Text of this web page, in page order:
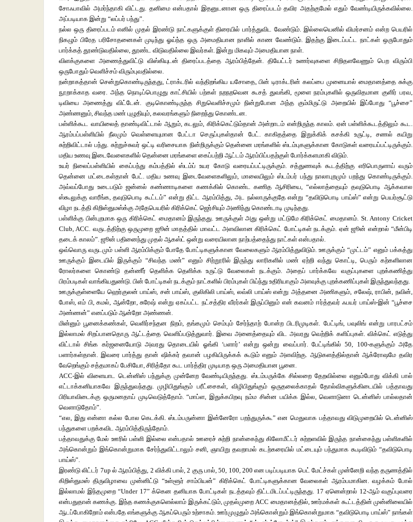
சோஃபாவில் அமர்ந்தாகி விட்டது. தனிமை என்பதால் இதனுடனான ஒரு திரைப்படம் தவிர அதற்குமேல் எதும் வேண்டியிருக்கவில்லை.
அப்படியாக இன்று “லப்பர் பந்து”.
நல்ல ஒரு திரைப்படம் எனில் முதல் இரண்டு நாட்களுக்குள் திரையில் பார்த்துவிட வேண்டும். இல்லையெனில் விமர்சனம் என்ற பெயரில்
நிகழும் பிரேத பரிசோதனைகள் முடிந்து ஓய்ந்த ஒரு அமைதியான நாளில் காண வேண்டும். இதற்கு இடைப்பட்ட நாட்கள் ஒருபோதும்
பார்க்கத் தூண்டுவதில்லை, தூண்ட விடுவதில்லை இவர்கள். இன்று மிகவும் அமைதியான நாள்.
விளக்குகளை அணைத்துவிட்டு விஸ்கியுடன் திரைப்படத்தை ஆரம்பித்தேன். தியேட்டர் உணர்வுகளை சிறிதளவேணும் பெற விரும்பி
ஒருபோதும் வெளிச்சம் விரும்புவதில்லை.
நன்றாகத்தான் சென்றுகொண்டிருந்தது, ட்ராக்டரில் வந்திறங்கிய யசோதை, பின் டிராக்டரின் கலப்பை முனையால் மைதானத்தை சுக்கு
நூறாக்காத வரை. அந்த நொடிப்பொழுது காட்சியில் பற்கள் நறநறவென கூசத் துவங்கி, மூளை நரம்புகளில் ஒருவிதமான குளிர் பரவ,
டிவியை அணைத்து விட்டேன். குடிகொண்டிருந்த சிறுவெளிச்சமும் நின்றுபோன அந்த கும்மிருட்டு அறையில் இப்போது “பூச்சை”
அண்ணனும், சிவந்த மண் புழுதியும், கலவரங்களும் நிறைந்து கொண்டன.
பள்ளிக்கூட வாயிலைத் தாண்டிவிட்டால் ஆறும், கடலும், கிரிக்கெட்டும்தான் அன்றாடம் என்றிருந்த காலம். ஏன் பள்ளிக்கூடத்திலும் கூட.
ஆரம்பப்பள்ளியில் நீலமும் வெள்ளையுமான பேட்டா செருப்புகள்தான் பேட். காகிதத்தை இறுக்கிக் கசக்கி உருட்டி, சணல் கயிறு
சுற்றிவிட்டால் பந்து. சுற்றுச்சுவர் ஒட்டி வரிசையாக நின்றிருக்கும் தென்னை மரங்களில் ஸ்டம்புகளுக்கான கோடுகள் வரையப்பட்டிருக்கும்.
மதிய உணவு இடைவேளைகளில் தென்னை மரங்களை கைப்பற்றி ஆட்டம் ஆரம்பிப்பதற்குள் போர்க்களமாகி விடும்.
உயர் நிலைப்பள்ளியில் கைப்பந்து கம்பத்தில் ஸ்டம்ப் உயர கோடு வரையப்பட்டிருக்கும். சத்துணவுக் கூடத்திற்கு எரிபொருளாய் வரும்
தென்னை மட்டைகள்தான் பேட். மதிய உணவு இடைவேளைகளிலும், மாலையிலும் ஸ்டம்பர் பந்து நாலாபுறமும் பறந்து கொண்டிருக்கும்.
அவ்வப்போது உடைபடும் ஜன்னல் கண்ணாடிகளை கணக்கில் கொண்ட கணித ஆசிரியை, “எல்லாத்தையும் தவுடுபொடி ஆக்கவால
ஸ்கூலுக்கு வாரீங்க, தவுடுபொடி கூட்டம்” என்று திட்ட ஆரம்பித்து, அட நல்லாருக்குதே என்று “தவிடுபொடி பாய்ஸ்” என்று பெயர்சூட்டு
விழா நடத்தி கிறிஸ்துமஸ்க்கு அதேபெயரில் கிரிக்கெட் ஜெர்சியும் அணிந்து கொண்டாடி முடிந்தது.
பள்ளிக்கு பின்புறமாக ஒரு கிரிக்கெட் மைதானம் இருந்தது. ஊருக்குள் அது ஒன்று மட்டுமே கிரிக்கெட் மைதானம். St. Antony Cricket
Club, ACC. வருடத்திற்கு ஒருமுறை ஜூன் மாதத்தில் மாவட்ட அளவிலான கிரிக்கெட் போட்டிகள் நடக்கும். ஏன் ஜூன் என்றால் “மீன்பிடி
தடைக் காலம்”. ஜூன் பதினைந்து முதல் ஆகஸ்ட் ஒன்று வரையிலான நாற்பத்தைந்து நாட்கள் என்பதால்.
ஒவ்வொரு வருடமும் பள்ளி ஆரம்பிக்கும் போதே போட்டிகளுக்கான வேலைகளும் ஆரம்பித்துவிடும். ஊருக்கும் “முட்டம்” எனும் பக்கத்து
ஊருக்கும் இடையில் இருக்கும் “சிவந்த மண்” எனும் சிற்றூரில் இருந்து லாரிகளில் மண் ஏற்றி வந்து கொட்டி, பெரும் கற்களிலான
ரோலர்களை கொண்டு தன்ணீர் தெளிக்க தெளிக்க உருட்டு வேலைகள் நடக்கும். அதைப் பார்க்கவே வகுப்புகளை புறக்கணித்து
பிரம்படிகள் வாங்கியதுண்டு. பின் போட்டிகள் நடக்கும் நாட்களில் பிரம்புகள் பிய்ந்து உதிரியாகும் அளவுக்கு புறக்கணிப்புகள் இருந்துவந்தது.
ஊருக்குள்ளையே ஹெர்குலன் பாய்ஸ், சன் பாய்ஸ், குலிகிலி பாய்ஸ், லவ்லி பாய்ஸ் என்று அத்தனை அணிகளும், சலேஷ், ராபின், நவின்,
போஸ், எம் பி, கமல், ஆன்றோ, சுரேஷ் என்று ஏகப்பட்ட நட்சத்திர வீரர்கள் இருப்பினும் என் கவனம் ஈர்த்தவர் ஃபயர் பாய்ஸ்-இன் “பூச்சை
அண்ணன்” எனப்படும் ஆன்றோ அண்ணன்.
மின்னும் பூனைக்கண்கள், வெளிர்சந்தன நிறம், தங்கமும் செம்பும் சேர்ந்தாற் போன்ற பிடரிமுடிகள். பேட்டிங், பவுலிங் என்று பாரபட்சம்
இல்லாமல் சிறப்பானதொரு ஆட்டத்தை வெளிப்படுத்துவார். இவை அனைத்தையும் விட அவரது வெற்றிக் களிப்புகள். விக்கெட் எடுத்து
விட்டால் சிங்க கர்ஜனையோடு அவரது தொடையில் ஓங்கி ‘பளார்’ என்று ஒன்று வைப்பார். பேட்டிங்கில் 50, 100-களுக்கும் அதே
பளார்கள்தான். இவரை பார்த்து தான் ஷிக்கர் தவான் பழகியிருக்கக் கூடும் எனும் அளவிற்கு. ஆடுகளத்தில்தான் ஆக்ரோஷமே தவிர
வேறெங்கும் சத்தமாகப் பேசியோ, சிரித்தோ கூட பார்த்திர முடியாத ஒரு அமைதியான பூனை.
ACC-இல் விளையாட டென்னிஸ் பந்துக்கு முன்னேற வேண்டியிருந்தது. ஸ்டம்பருக்கே சில்லறை தேறவில்லை எனும்போது விக்கி பால்
எட்டாக்கனியாகவே இருந்துவந்தது. முழிபிதுங்கும் பரீட்சைகள், விழிபிதுங்கும் ஒருதலைக்காதல் தோல்விகளுக்கிடையில் பத்தாவது
பிரியாவிடைக்கு ஒருமனதாய் முடிவெடுத்தோம். “மாப்ள, இதுக்கபிறவு நம்ம சின்ன பயிக்க இல்ல, வெளாடுனா டென்னிஸ் பால்லதான்
வெளாடுதோம்”.
“எல, இது என்னா கல்ல போல கெடக்கி. ஸ்டம்பருன்னா இன்னேரோ பறந்துருக்கூ” என மெதுவாக பத்தாவது விடுமுறையில் டென்னிஸ்
பந்துகளை பறக்கவிட ஆரம்பித்திருந்தோம்.
பத்தாவதுக்கு மேல் ஊரில் பள்ளி இல்லை என்பதால் ஊரைச் சுற்றி நான்கைந்து கிலோமீட்டர் சுற்றளவில் இருந்த நான்கைந்து பள்ளிகளில்
அங்கொன்றும் இங்கொன்றுமாக சேர்ந்துவிட்டாலும் சனி, ஞாயிறு தவறாமல் கடற்கரையில் மட்டையும் பந்துமாக கூடிவிடும் “தவிடுபொடி
பாய்ஸ்”.
இரண்டு லிட்டர் 7up ல் ஆரம்பித்து, 2 விக்கி பால், 2 குரு பால், 50, 100, 200 என படிப்படியாக பெட் மேட்ச்கள் முன்னேறி வந்த தருணத்தில்
கிறிஸ்துமஸ் திருவிழாவை முன்னிட்டு “உள்ளூர் சாம்பியன்” கிரிக்கெட் போட்டிகளுக்கான வேலைகள் ஆரம்பமாகின. வழக்கம் போல்
இல்லாமல் இந்தமுறை “Under 17” க்கென தனியாக போட்டிகள் நடத்தவும் திட்டமிடப்பட்டிருந்தது. 17 ஏனென்றால் 12-ஆம் வகுப்புவரை
என்பதுதான் கணக்கு. இந்த கணக்குகளெல்லாம் இருக்கட்டும், முதல்முறை ACC மைதானத்தில், ஊர்மக்கள் கூட்டத்தின் முன்னிலையில்
ஆடப்போகிறோம் என்பதே எங்களுக்கு ஆகப்பெரும் உற்சாகம். ஊர்முழுதும் அங்கொன்றும் இங்கொன்றுமாக “தவிடுபொடி பாய்ஸ்” நாங்கள்